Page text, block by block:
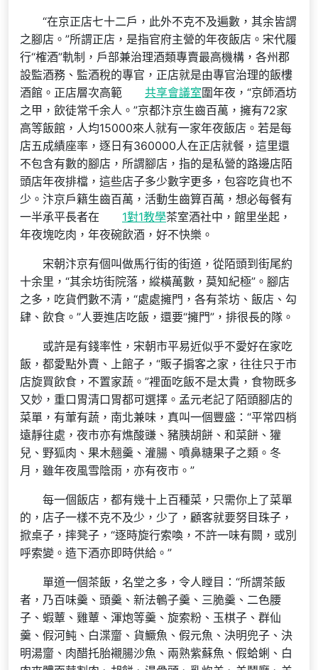
“在京正店七十二戶，此外不克不及遍數，其余皆謂
之腳店。”所謂正店，是指官府主營的年夜飯店。宋代履
行“榷酒”軌制，戶部兼治理酒類專賣最高機構，各州郡
設監酒務、監酒稅的專官，正店就是由專官治理的飯樓
酒館。正店層次高範
共享會議室圍年夜，“京師酒坊
之甲，飲徒常千余人。”京都汴京生齒百萬，擁有72家
高等飯館，人均15000來人就有一家年夜飯店。若是每
店五成績座率，逐日有360000人在正店就餐，這里還
不包含有數的腳店，所謂腳店，指的是私營的路邊店陌
頭店年夜排檔，這些店子多少數字更多，包容吃貨也不
少。汴京戶籍生齒百萬，活動生齒算百萬，想必每餐有
一半承平長者在
1對1教學茶室酒社中，館里坐起，
年夜塊吃肉，年夜碗飲酒，好不快樂。
宋朝汴京有個叫做馬行街的街道，從陌頭到街尾約
十余里，“其余坊街院落，縱橫萬數，莫知紀極”。腳店
之多，吃貨們數不清，“處處擁門，各有茶坊、飯店、勾
肆、飲食。”人要進店吃飯，還要“擁門”，排很長的隊。
或許是有錢率性，宋朝市平易近似乎不愛好在家吃
飯，都愛點外賣、上館子，“販子掮客之家，往往只于市
店旋買飲食，不置家蔬。”裡面吃飯不是太貴，食物既多
又妙，重口胃清口胃都可選擇。孟元老記了陌頭腳店的
菜單，有葷有蔬，南北兼味，真叫一個豐盛：“平常四梢
遠靜往處，夜市亦有燋酸豏、豬胰胡餅、和菜餅、獾
兒、野狐肉、果木翹羹、灌腸、噴鼻糖果子之類。冬
月，雖年夜風雪陰雨，亦有夜市。”
每一個飯店，都有幾十上百種菜，只需你上了菜單
的，店子一樣不克不及少，少了，顧客就要努目珠子，
掀桌子，摔凳子，“逐時旋行索喚，不許一味有闕，或別
呼索變。造下酒亦即時供給。”
單道一個茶飯，名堂之多，令人瞠目：“所謂茶飯
者，乃百味羹、頭羹、新法鵪子羹、三脆羹、二色腰
子、蝦蕈、雞蕈、渾炮等羹、旋索粉、玉棋子、群仙
羹、假河鲀、白渫齏、貨鱖魚、假元魚、決明兜子、決
明湯齏、肉醋托胎襯腸沙魚、兩熟紫蘇魚、假蛤蜊、白